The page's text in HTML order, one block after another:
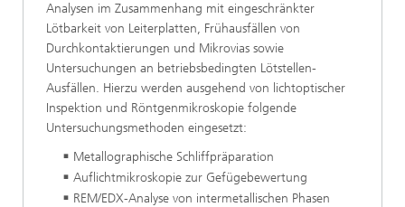
Analysen im Zusammenhang mit eingeschränkter
Lötbarkeit von Leiterplatten, Frühausfällen von
Durchkontaktierungen und Mikrovias sowie
Untersuchungen an betriebsbedingten Lötstellen-
Ausfällen. Hierzu werden ausgehend von lichtoptischer
Inspektion und Röntgenmikroskopie folgende
Untersuchungsmethoden eingesetzt:
Metallographische Schliffpräparation
Auflichtmikroskopie zur Gefügebewertung
REM/EDX-Analyse von intermetallischen Phasen